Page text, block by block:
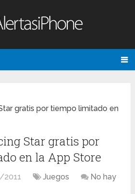
gratis por tiempo limitado en
Star gratis por
en la App Store
Juegos
No hay